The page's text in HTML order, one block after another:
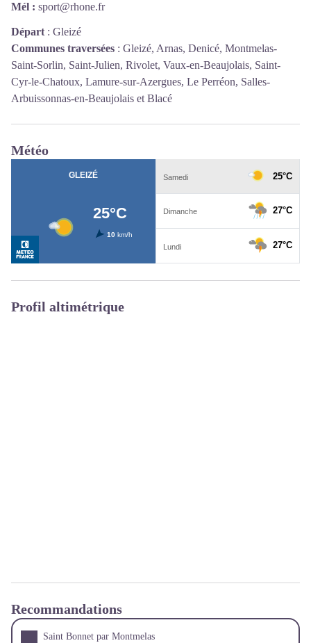
Mél : sport@rhone.fr
Départ : Gleizé
Communes traversées : Gleizé, Arnas, Denicé, Montmelas-
Saint-Sorlin, Saint-Julien, Rivolet, Vaux-en-Beaujolais, Saint-
Cyr-le-Chatoux, Lamure-sur-Azergues, Le Perréon, Salles-
Arbuissonnas-en-Beaujolais et Blacé
Météo
Profil altimétrique
Recommandations
Saint Bonnet par Montmelas